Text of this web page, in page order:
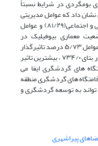
بومگردی در شرایط نسبتاً
داد که عوامل مدیریتی
و سیاستگذاری(۹۷/۴۸)، عوامل فرهنگی و اجتماعی(۸۱/۲۹) و عوامل
ارتقای وضعیت معماری بیوفیلیک در
اقامتگاه های بومگردی موثر هستند. این عوامل ۵/۷۳ درصد تاثیرگذار
بوده که عوامل فرهنگی و اجتماعی با مقدار بتای ۷۳۴/۰ ، بیشترین تاثیر
های گردشگری ایفا می
های گردشگری منطقه
به توسعه گردشگری و
پیراشهری